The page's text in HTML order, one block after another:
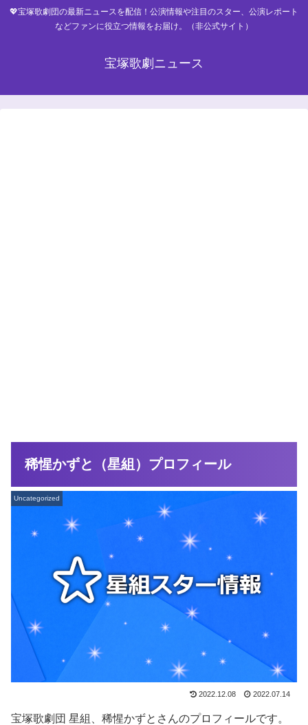
💖宝塚歌劇団の最新ニュースを配信！公演情報や注目のスター、公演レポート
などファンに役立つ情報をお届け。（非公式サイト）
宝塚歌劇ニュース
稀惺かずと（星組）プロフィール
Uncategorized
2022.12.08 2022.07.14
宝塚歌劇団 星組、稀惺かずとさんのプロフィールです。